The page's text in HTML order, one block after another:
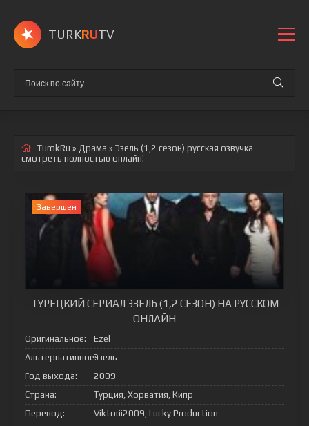
TURKRUTV
TurokRu » Драма » Эзель (1,2 сезон) русская озвучка
смотреть полностью онлайн!
Завершен
ТУРЕЦКИЙ СЕРИАЛ ЭЗЕЛЬ (1,2 СЕЗОН) НА РУССКОМ
ОНЛАЙН
Оригинальное:
Ezel
Альтернативное:Эзель
Год выхода:
2009
Страна:
Турция, Хорватия, Кипр
Перевод:
Viktorii2009, Lucky Production